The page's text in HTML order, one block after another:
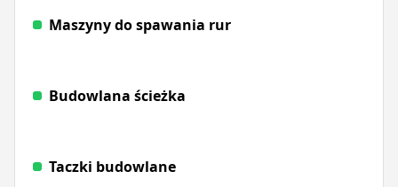
Maszyny do spawania rur
Budowlana ścieżka
Taczki budowlane